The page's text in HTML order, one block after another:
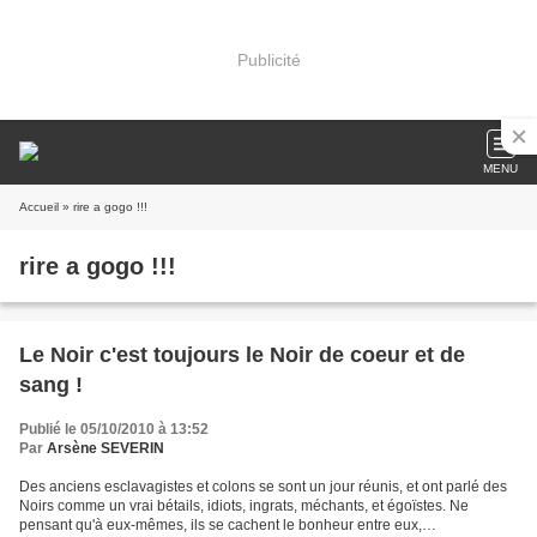
Publicité
MENU
Accueil » rire a gogo !!!
rire a gogo !!!
Le Noir c'est toujours le Noir de coeur et de
sang !
Publié le 05/10/2010 à 13:52
Par Arsène SEVERIN
Des anciens esclavagistes et colons se sont un jour réunis, et ont parlé des
Noirs comme un vrai bétails, idiots, ingrats, méchants, et égoïstes. Ne
pensant qu'à eux-mêmes, ils se cachent le bonheur entre eux,